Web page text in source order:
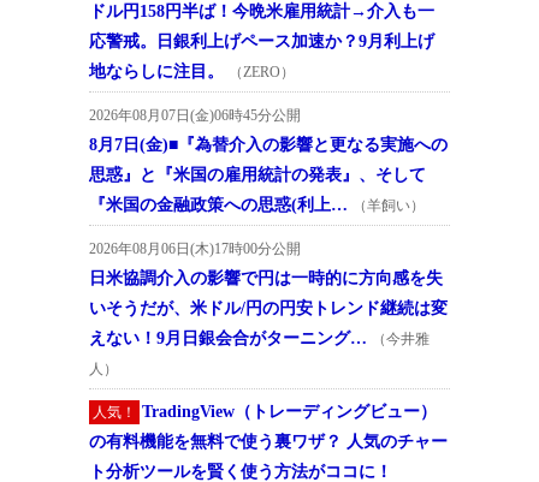
ドル円158円半ば！今晩米雇用統計→介入も一
応警戒。日銀利上げペース加速か？9月利上げ
地ならしに注目。
（ZERO）
2026年08月07日(金)06時45分公開
8月7日(金)■『為替介入の影響と更なる実施への
思惑』と『米国の雇用統計の発表』、そして
『米国の金融政策への思惑(利上…
（羊飼い）
2026年08月06日(木)17時00分公開
日米協調介入の影響で円は一時的に方向感を失
いそうだが、米ドル/円の円安トレンド継続は変
えない！9月日銀会合がターニング…
（今井雅
人）
人気！
TradingView（トレーディングビュー）
の有料機能を無料で使う裏ワザ？ 人気のチャー
ト分析ツールを賢く使う方法がココに！